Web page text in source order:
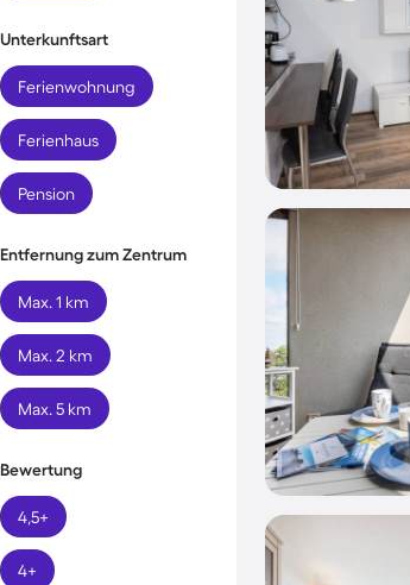
Unterkunftsart
Ferienwohnung
Ferienhaus
Pension
Entfernung zum Zentrum
Max. 1 km
Max. 2 km
Max. 5 km
Bewertung
4,5+
4+